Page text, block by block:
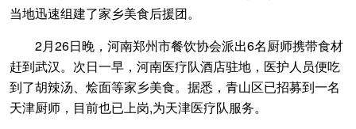
当地迅速组建了家乡美食后援团。
2月26日晚，河南郑州市餐饮协会派出6名厨师携带食材
赶到武汉。次日一早，河南医疗队酒店驻地，医护人员便吃
到了胡辣汤、烩面等家乡美食。据悉，青山区已招募到一名
天津厨师，目前也已上岗,为天津医疗队服务。